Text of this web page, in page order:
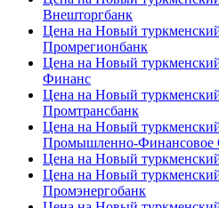
Внешторгбанк
Цена на Новый
Промрегионбанк
Цена на Новый
Финанс
Цена на Новый
Промтрансбанк
Цена на Новый
Промышленно-Финансовое
Цена на Новый
Цена на Новый
Промэнергобанк